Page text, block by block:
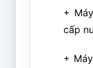
+
cấp
+